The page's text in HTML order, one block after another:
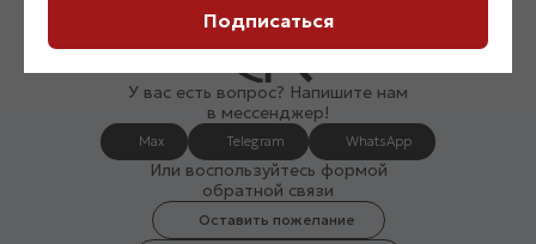
У вас есть вопрос? Напишите нам
в мессенджер!
Max Telegram WhatsApp
Или воспользуйтесь формой
обратной связи
Оставить пожелание
Подписаться